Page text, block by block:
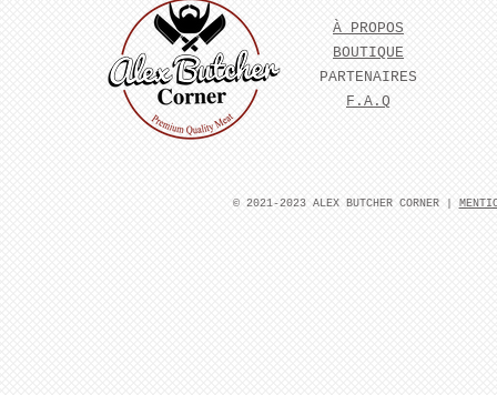
À PROPOS
BOUTIQUE
PARTENAIRES
F.A.Q
​© 2021-2023 ALEX BUTCHER CORNER |